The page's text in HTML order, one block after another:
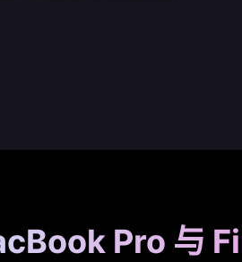
Pro 与